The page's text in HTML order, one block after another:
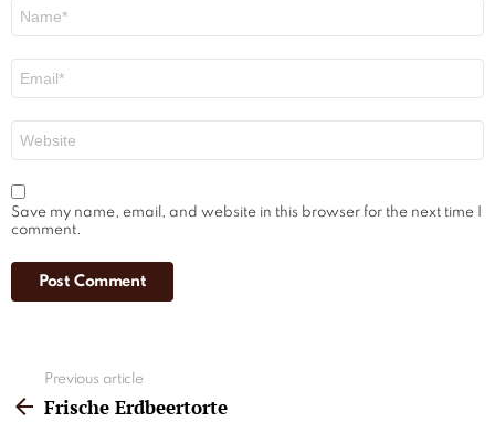
Save my name, email, and website in this browser for the next time I
comment.
more
Previous article
Frische Erdbeertorte